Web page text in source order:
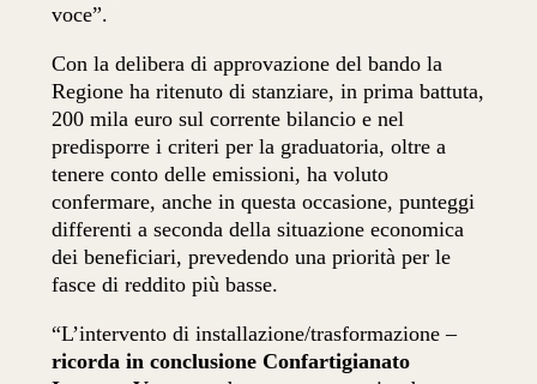
voce”.
Con la delibera di approvazione del bando la
Regione ha ritenuto di stanziare, in prima battuta,
200 mila euro sul corrente bilancio e nel
predisporre i criteri per la graduatoria, oltre a
tenere conto delle emissioni, ha voluto
confermare, anche in questa occasione, punteggi
differenti a seconda della situazione economica
dei beneficiari, prevedendo una priorità per le
fasce di reddito più basse.
“L’intervento di installazione/trasformazione –
ricorda in conclusione Confartigianato